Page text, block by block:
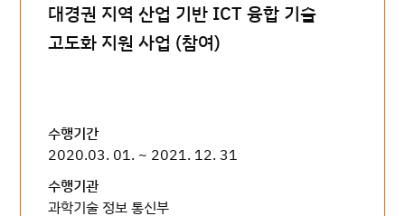
대경권 지역 산업 기반 ICT 융합 기술
고도화 지원 사업 (참여)
수행기간
2020.03. 01. ~ 2021. 12. 31
수행기관
과학기술 정보 통신부